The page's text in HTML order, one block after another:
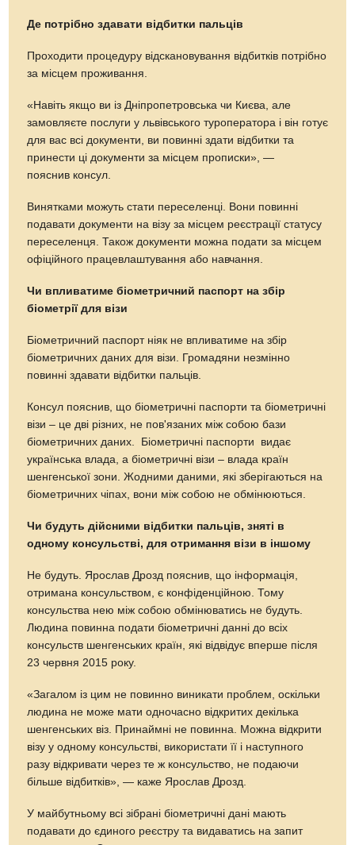
Де потрібно здавати відбитки пальців
Проходити процедуру відскановування відбитків потрібно
за місцем проживання.
«Навіть якщо ви із Дніпропетровська чи Києва, але
замовляєте послуги у львівського туроператора і він готує
для вас всі документи, ви повинні здати відбитки та
принести ці документи за місцем прописки», —
пояснив консул.
Винятками можуть стати переселенці. Вони повинні
подавати документи на візу за місцем реєстрації статусу
переселенця. Також документи можна подати за місцем
офіційного працевлаштування або навчання.
Чи впливатиме біометричний паспорт на збір
біометрії для візи
Біометричний паспорт ніяк не впливатиме на збір
біометричних даних для візи. Громадяни незмінно
повинні здавати відбитки пальців.
Консул пояснив, що біометричні паспорти та біометричні
візи – це дві різних, не пов'язаних між собою бази
біометричних даних. Біометричні паспорти видає
українська влада, а біометричні візи – влада країн
шенгенської зони. Жодними даними, які зберігаються на
біометричних чіпах, вони між собою не обмінюються.
Чи будуть дійсними відбитки пальців, зняті в
одному консульстві, для отримання візи в іншому
Не будуть. Ярослав Дрозд пояснив, що інформація,
отримана консульством, є конфіденційною. Тому
консульства нею між собою обмінюватись не будуть.
Людина повинна подати біометричні данні до всіх
консульств шенгенських країн, які відвідує вперше після
23 червня 2015 року.
«Загалом із цим не повинно виникати проблем, оскільки
людина не може мати одночасно відкритих декілька
шенгенських віз. Принаймні не повинна. Можна відкрити
візу у одному консульстві, використати її і наступного
разу відкривати через те ж консульство, не подаючи
більше відбитків», — каже Ярослав Дрозд.
У майбутньому всі зібрані біометричні дані мають
подавати до єдиного реєстру та видаватись на запит